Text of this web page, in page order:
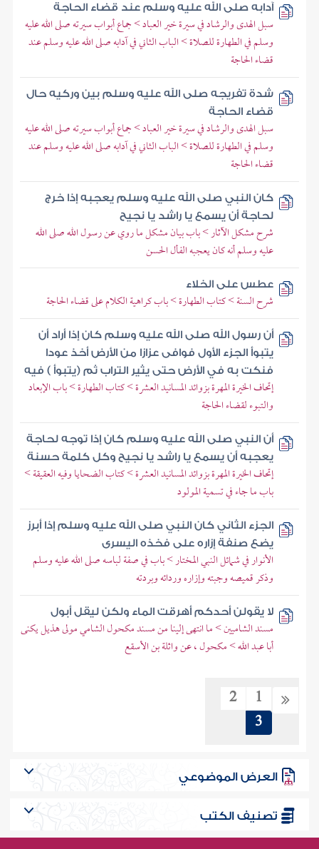
آدابه صلى الله عليه وسلم عند قضاء الحاجة
سبل الهدى والرشاد في سيرة خير العباد > جماع أبواب سيرته صلى الله عليه
وسلم في الطهارة للصلاة > الباب الثاني في آدابه صلى الله عليه وسلم عند
قضاء الحاجة
شدة تفريجه صلى الله عليه وسلم بين وركيه حال
قضاء الحاجة
سبل الهدى والرشاد في سيرة خير العباد > جماع أبواب سيرته صلى الله عليه
وسلم في الطهارة للصلاة > الباب الثاني في آدابه صلى الله عليه وسلم عند
قضاء الحاجة
كان النبي صلى الله عليه وسلم يعجبه إذا خرج
لحاجة أن يسمع يا راشد يا نجيح
شرح مشكل الآثار > باب بيان مشكل ما روي عن رسول الله صلى الله
عليه وسلم أنه كان يعجبه الفأل الحسن
عطس على الخلاء
شرح السنة > كتاب الطهارة > باب كراهية الكلام على قضاء الحاجة
أن رسول الله صلى الله عليه وسلم كان إذا أراد أن
يتبوأ الجزء الأول فوافى عزازا من الأرض أخذ عودا
فنكت به في الأرض حتى يثير التراب ثم (يتبوأ ) فيه
إتحاف الخيرة المهرة بزوائد المسانيد العشرة > كتاب الطهارة > باب الإبعاد
والتبوء لقضاء الحاجة
أن النبي صلى الله عليه وسلم كان إذا توجه لحاجة
يعجبه أن يسمع يا راشد يا نجيح وكل كلمة حسنة
إتحاف الخيرة المهرة بزوائد المسانيد العشرة > كتاب الضحايا وفيه العقيقة >
باب ما جاء في تسمية المولود
الجزء الثاني كان النبي صلى الله عليه وسلم إذا أبرز
يضع صنفة إزاره على فخذه اليسرى
الأنوار في شمائل النبي المختار > باب في صفة لباسه صلى الله عليه وسلم
وذكر قميصه وجبته وإزاره وردائه وبردته
لا يقولن أحدكم أهرقت الماء ولكن ليقل أبول
مسند الشاميين > ما انتهى إلينا من مسند مكحول الشامي مولى هذيل يكنى
أبا عبد الله > مكحول ، عن واثلة بن الأسقع
1
2
3
العرض الموضوعي
تصنيف الكتب